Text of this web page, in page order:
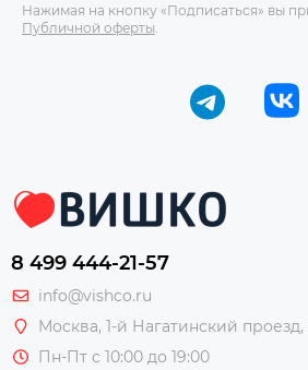
Нажимая на кнопку «Подписаться» вы
Публичной оферты
8 499 444-21-57
info@vishco.ru
Москва, 1-й Нагатинский проезд,
Пн-Пт с 10:00 до 19:00